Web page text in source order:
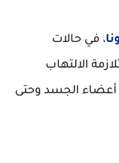
، في حالات
الالتهاب
أعضاء الجسد وحتى